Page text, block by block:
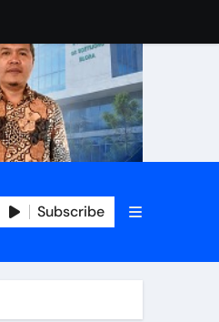
Subscribe